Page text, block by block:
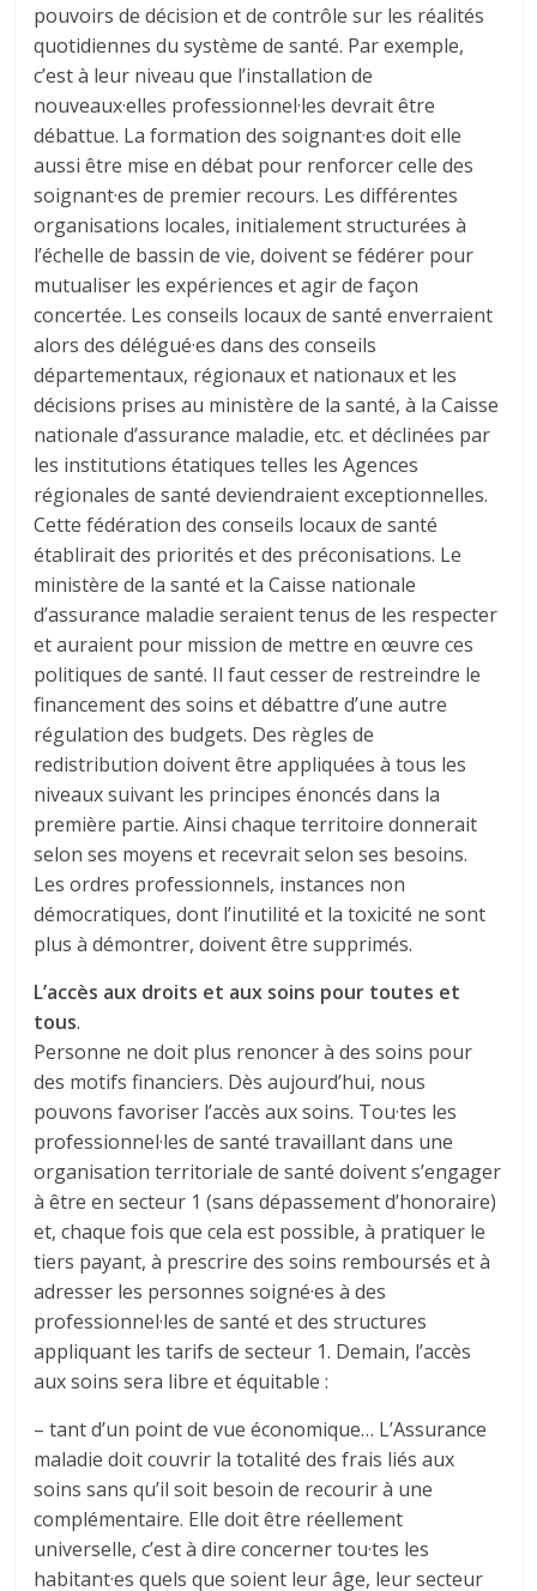
pouvoirs de décision et de contrôle sur les réalités
quotidiennes du système de santé. Par exemple,
c’est à leur niveau que l’installation de
nouveaux·elles professionnel·les devrait être
débattue. La formation des soignant·es doit elle
aussi être mise en débat pour renforcer celle des
soignant·es de premier recours. Les différentes
organisations locales, initialement structurées à
l’échelle de bassin de vie, doivent se fédérer pour
mutualiser les expériences et agir de façon
concertée. Les conseils locaux de santé enverraient
alors des délégué·es dans des conseils
départementaux, régionaux et nationaux et les
décisions prises au ministère de la santé, à la Caisse
nationale d’assurance maladie, etc. et déclinées par
les institutions étatiques telles les Agences
régionales de santé deviendraient exceptionnelles.
Cette fédération des conseils locaux de santé
établirait des priorités et des préconisations. Le
ministère de la santé et la Caisse nationale
d’assurance maladie seraient tenus de les respecter
et auraient pour mission de mettre en œuvre ces
politiques de santé. Il faut cesser de restreindre le
financement des soins et débattre d’une autre
régulation des budgets. Des règles de
redistribution doivent être appliquées à tous les
niveaux suivant les principes énoncés dans la
première partie. Ainsi chaque territoire donnerait
selon ses moyens et recevrait selon ses besoins.
Les ordres professionnels, instances non
démocratiques, dont l’inutilité et la toxicité ne sont
plus à démontrer, doivent être supprimés.
L’accès aux droits et aux soins pour toutes et
tous.
Personne ne doit plus renoncer à des soins pour
des motifs financiers. Dès aujourd’hui, nous
pouvons favoriser l’accès aux soins. Tou·tes les
professionnel·les de santé travaillant dans une
organisation territoriale de santé doivent s’engager
à être en secteur 1 (sans dépassement d’honoraire)
et, chaque fois que cela est possible, à pratiquer le
tiers payant, à prescrire des soins remboursés et à
adresser les personnes soigné·es à des
professionnel·les de santé et des structures
appliquant les tarifs de secteur 1. Demain, l’accès
aux soins sera libre et équitable :
– tant d’un point de vue économique… L’Assurance
maladie doit couvrir la totalité des frais liés aux
soins sans qu’il soit besoin de recourir à une
complémentaire. Elle doit être réellement
universelle, c’est à dire concerner tou·tes les
habitant·es quels que soient leur âge, leur secteur